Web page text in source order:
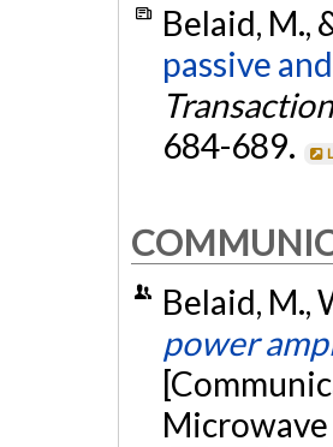
Belaid, M.,
passive
684-689.
Belaid, M.,
power
Microwave